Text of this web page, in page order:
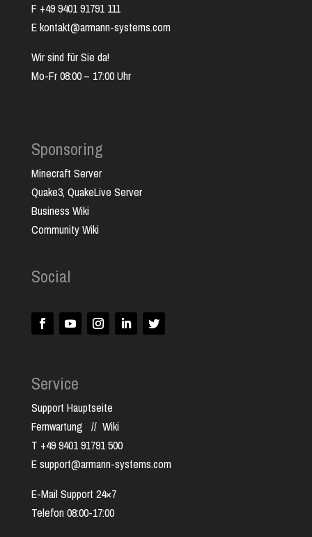
F +49 9401 91791 111
E kontakt@armann-systems.com
Wir sind für Sie da!
Mo-Fr 08:00 – 17:00 Uhr
Sponsoring
Minecraft Server
Quake3, QuakeLive Server
Business Wiki
Community Wiki
Social
Service
Support Hauptseite
Fernwartung // Wiki
T +49 9401 91791 500
E support@armann-systems.com
E-Mail Support 24×7
Telefon 08:00-17:00